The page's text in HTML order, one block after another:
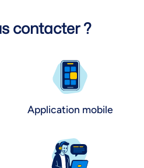
contacter ?
Application mobile